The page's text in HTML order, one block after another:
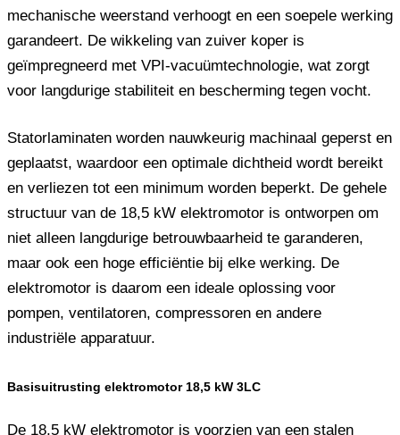
mechanische weerstand verhoogt en een soepele werking
garandeert. De wikkeling van zuiver koper is
geïmpregneerd met VPI-vacuümtechnologie, wat zorgt
voor langdurige stabiliteit en bescherming tegen vocht.
Statorlaminaten worden nauwkeurig machinaal geperst en
geplaatst, waardoor een optimale dichtheid wordt bereikt
en verliezen tot een minimum worden beperkt. De gehele
structuur van de 18,5 kW elektromotor is ontworpen om
niet alleen langdurige betrouwbaarheid te garanderen,
maar ook een hoge efficiëntie bij elke werking. De
elektromotor is daarom een ​​ideale oplossing voor
pompen, ventilatoren, compressoren en andere
industriële apparatuur.
Basisuitrusting elektromotor 18,5 kW 3LC
De 18,5 kW elektromotor is voorzien van een stalen